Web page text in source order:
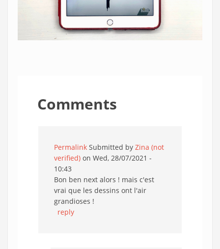
Comments
Permalink Submitted by Zina (not
verified) on Wed, 28/07/2021 -
10:43
Bon ben next alors ! mais c'est
vrai que les dessins ont l'air
grandioses !
reply